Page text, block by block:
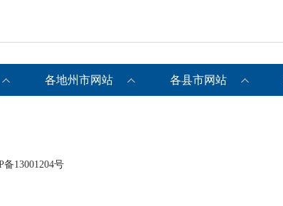
各地州市网站 各县市网站
13001204号